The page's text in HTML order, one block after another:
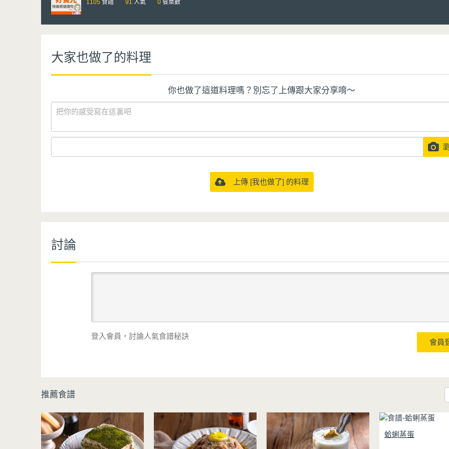
1105 食譜 91 人氣 0 餐桌數
大家也做了的料理
你也做了這道料理嗎？別忘了上傳跟大家分享唷～
上傳 [我也做了] 的料理
討論
登入會員，討論人氣食譜秘訣
會員
推薦食譜
蛤蜊蒸蛋
蛤蜊蒸蛋看似普通，